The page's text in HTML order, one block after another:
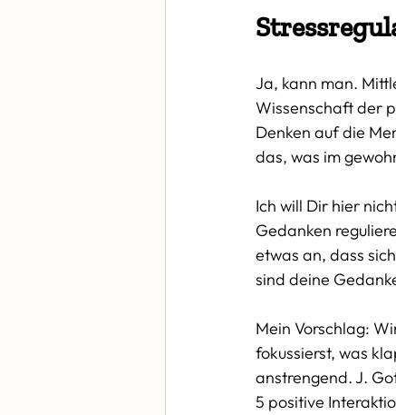
Ja, kann man.
Wissenschaft der
Denken auf die
das, was im
Ich will Dir hier
Gedanken
etwas an, dass
sind deine
Mein Vorschlag:
fokussierst, was
anstrengend. J.
5 positive